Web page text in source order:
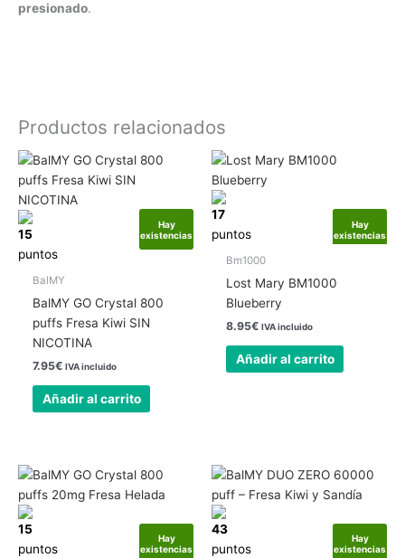
presionado.
Productos relacionados
Hay
existencias
15
puntos
BalMY
BalMY GO Crystal 800
puffs Fresa Kiwi SIN
NICOTINA
7.95€ IVA incluido
Añadir al carrito
Hay
existencias
17
puntos
Bm1000
Lost Mary BM1000
Blueberry
8.95€ IVA incluido
Añadir al carrito
Hay
existencias
15
puntos
Hay
existencias
43
puntos